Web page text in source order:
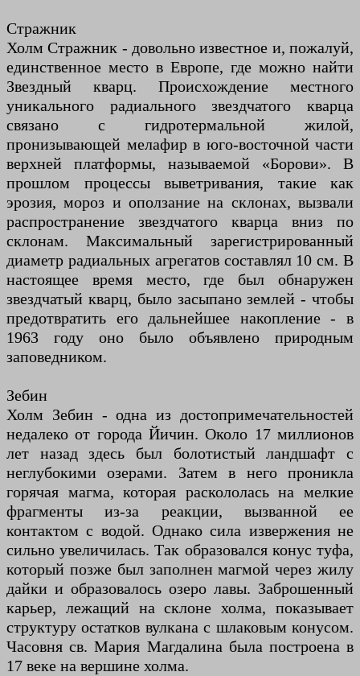
Стражник
Холм Стражник - довольно известное и, пожалуй,
единственное место в Европе, где можно найти
Звездный кварц. Происхождение местного
уникального радиального звездчатого кварца
связано с гидротермальной жилой,
пронизывающей мелафир в юго-восточной части
верхней платформы, называемой «Борови». В
прошлом процессы выветривания, такие как
эрозия, мороз и оползание на склонах, вызвали
распространение звездчатого кварца вниз по
склонам. Максимальный зарегистрированный
диаметр радиальных агрегатов составлял 10 см. В
настоящее время место, где был обнаружен
звездчатый кварц, было засыпано землей - чтобы
предотвратить его дальнейшее накопление - в
1963 году оно было объявлено природным
заповедником.
Зебин
Холм Зебин - одна из достопримечательностей
недалеко от города Йичин. Около 17 миллионов
лет назад здесь был болотистый ландшафт с
неглубокими озерами. Затем в него проникла
горячая магма, которая раскололась на мелкие
фрагменты из-за реакции, вызванной ее
контактом с водой. Однако сила извержения не
сильно увеличилась. Так образовался конус туфа,
который позже был заполнен магмой через жилу
дайки и образовалось озеро лавы. Заброшенный
карьер, лежащий на склоне холма, показывает
структуру остатков вулкана с шлаковым конусом.
Часовня св. Мария Магдалина была построена в
17 веке на вершине холма.